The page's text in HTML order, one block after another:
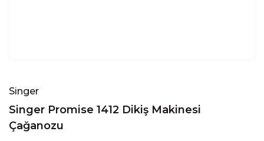
Singer
Singer Promise 1412 Dikiş Makinesi
Çağanozu